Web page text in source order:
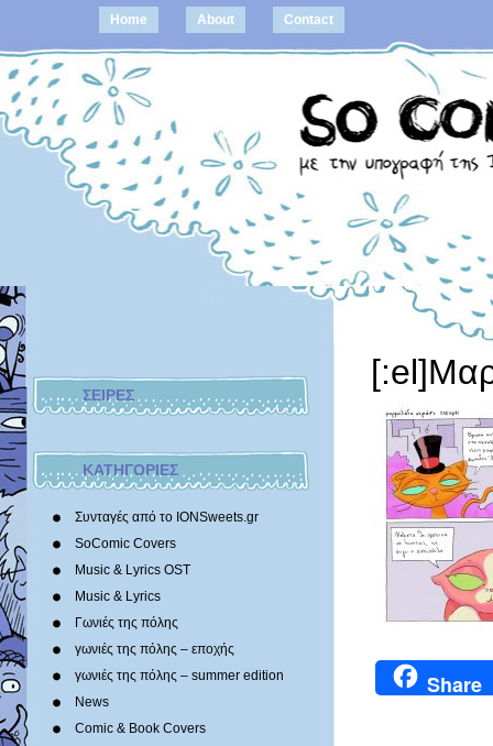
Home About Contact
ΣΕΙΡΕΣ
ΚΑΤΗΓΟΡΙΕΣ
Συνταγές από το IONSweets.gr
SoComic Covers
Music & Lyrics OST
Music & Lyrics
Γωνιές της πόλης
γωνιές της πόλης – εποχής
γωνιές της πόλης – summer edition
News
Comic & Book Covers
Share